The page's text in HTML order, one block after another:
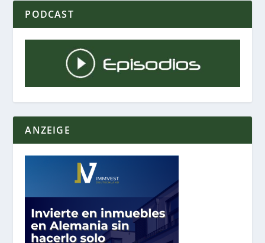
PODCAST
ANZEIGE